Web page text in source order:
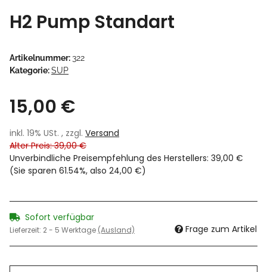
H2 Pump Standart
Artikelnummer:322
Kategorie:SUP
15,00 €
inkl. 19% USt. , zzgl. Versand
Alter Preis: 39,00 €
Unverbindliche Preisempfehlung des Herstellers: 39,00 €
(Sie sparen 61.54%, also 24,00 €)
Sofort verfügbar
Lieferzeit: 2 - 5 Werktage (Ausland) Frage zum Artikel